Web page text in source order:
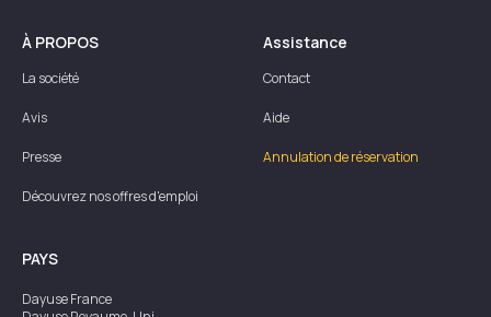
À PROPOS
La société
Avis
Presse
Découvrez nos offres d'emploi
Assistance
Contact
Aide
Annulation de réservation
PAYS
DayuseFrance